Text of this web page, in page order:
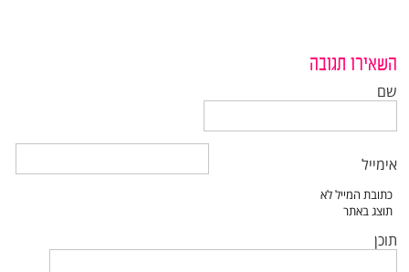
השאירו תגובה
שם
אימייל
תוכן